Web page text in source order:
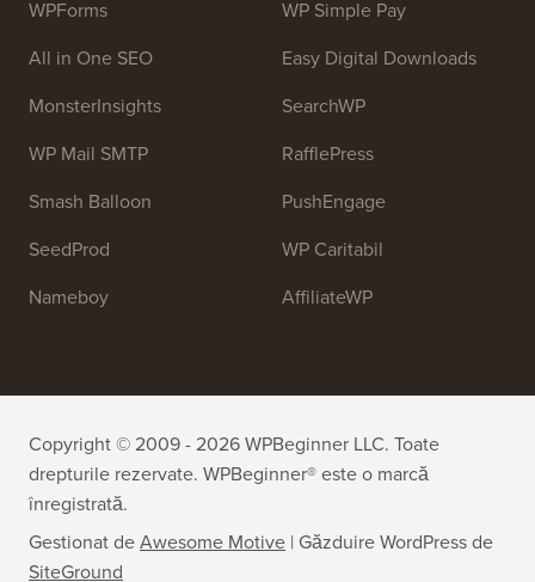
Personal!
OptinMonster
WPForms
All in One SEO
WP Mail SMTP
Smash Balloon
SeedProd
Nameboy
Duplicator
WP Simple Pay
Easy Digital Downloads
RafflePress
PushEngage
WP Caritabil
AffiliateWP